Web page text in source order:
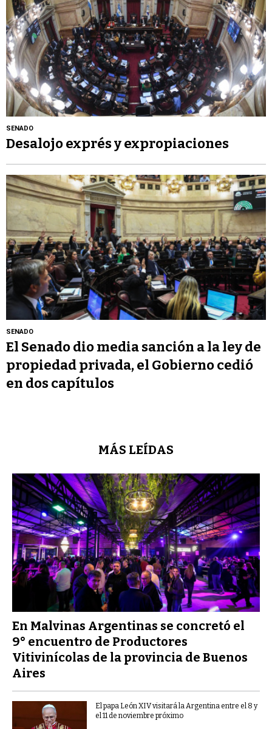
SENADO
Desalojo exprés y expropiaciones
SENADO
El Senado dio media sanción a la ley de
propiedad privada, el Gobierno cedió
en dos capítulos
MÁS LEÍDAS
En Malvinas Argentinas se concretó el
9° encuentro de Productores
Vitivinícolas de la provincia de Buenos
Aires
El papa León XIV visitará la Argentina entre el 8 y
el 11 de noviembre próximo